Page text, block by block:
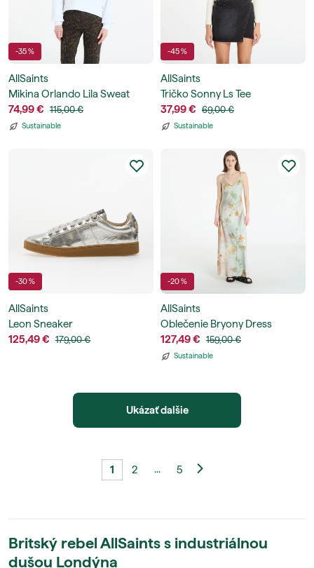
-35 %
AllSaints
Mikina Orlando Lila Sweat
74,99 € 115,00 €
Sustainable
-45 %
AllSaints
Tričko Sonny Ls Tee
37,99 € 69,00 €
Sustainable
-30 %
AllSaints
Leon Sneaker
125,49 € 179,00 €
-20 %
AllSaints
Oblečenie Bryony Dress
127,49 € 159,00 €
Sustainable
Ukázať dalšie
1 2 ... 5
Britský rebelAllSaintss industriálnou
dušou Londýna